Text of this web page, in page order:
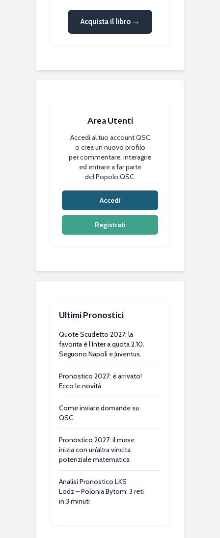
Acquista il libro →
Area Utenti
Accedi al tuo account QSC
o crea un nuovo profilo
per commentare, interagire
ed entrare a far parte
del Popolo QSC.
Accedi
Registrati
Ultimi Pronostici
Quote Scudetto 2027: la
favorita è l’Inter a quota 2.10.
Seguono Napoli e Juventus.
Pronostico 2027: è arrivato!
Ecco le novità
Come inviare domande su
QSC
Pronostico 2027: il mese
inizia con un’altra vincita
potenziale matematica
Analisi Pronostico LKS
Lodz – Polonia Bytom: 3 reti
in 3 minuti